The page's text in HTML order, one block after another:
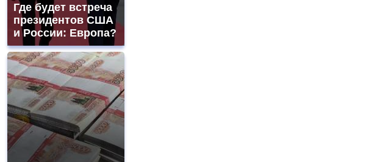
Где будет встреча
президентов США
и России: Европа?